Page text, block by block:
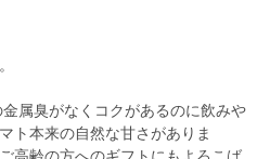
属臭がなくコクがあるのに飲みや
ト本来の自然な甘さがありま